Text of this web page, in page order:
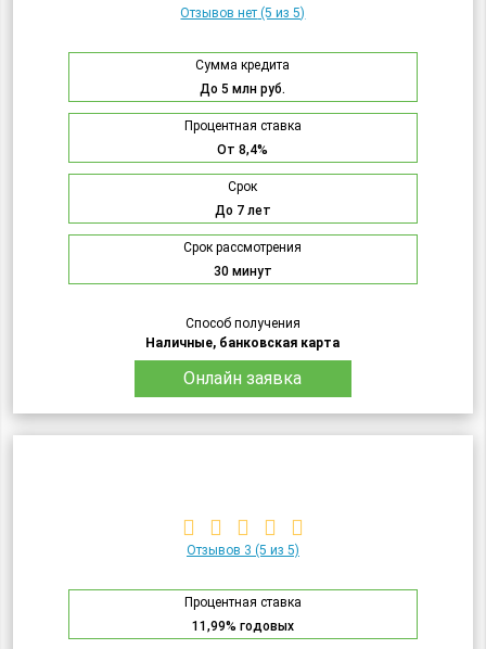
Отзывов нет (5 из 5)
Сумма кредита
До 5 млн руб.
Процентная ставка
От 8,4%
Срок
До 7 лет
Срок рассмотрения
30 минут
Способ получения
Наличные, банковская карта
Онлайн заявка
Отзывов 3 (5 из 5)
Процентная ставка
11,99% годовых